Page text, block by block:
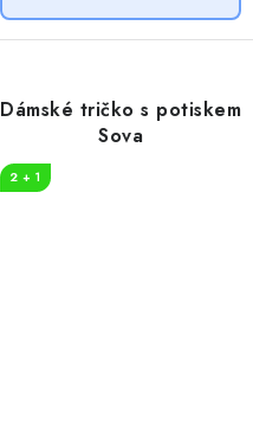
Dámské tričko s potiskem
Sova
2 + 1